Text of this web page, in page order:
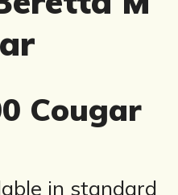
Cougar
in standard